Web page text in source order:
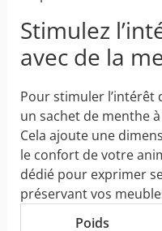
Stimulez
avec de la
Pour stimuler l’intérêt
un sachet de menthe
Cela ajoute une
le confort de votre
dédié pour exprimer
préservant vos
Poids